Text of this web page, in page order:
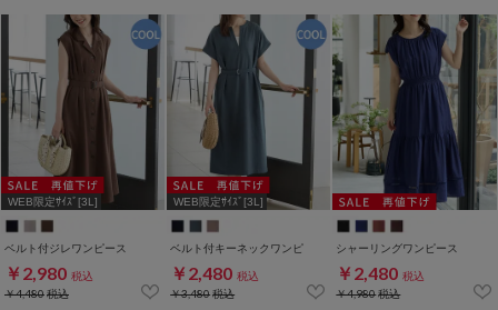
WEB限定ｻｲｽﾞ[3L]
ベルト付ジレワンピース
￥2,980 税込
￥4,480税込
WEB限定ｻｲｽﾞ[3L]
ベルト付キーネックワンピ
￥2,480 税込
￥3,480税込
シャーリングワンピース
￥2,480 税込
￥4,980税込